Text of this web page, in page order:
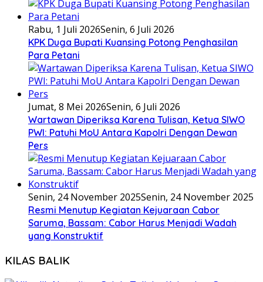
Rabu, 1 Juli 2026Senin, 6 Juli 2026
KPK Duga Bupati Kuansing Potong Penghasilan
Para Petani
Jumat, 8 Mei 2026Senin, 6 Juli 2026
Wartawan Diperiksa Karena Tulisan, Ketua SIWO
PWI: Patuhi MoU Antara Kapolri Dengan Dewan
Pers
Senin, 24 November 2025Senin, 24 November 2025
Resmi Menutup Kegiatan Kejuaraan Cabor
Saruma, Bassam: Cabor Harus Menjadi Wadah
yang Konstruktif
KILAS BALIK